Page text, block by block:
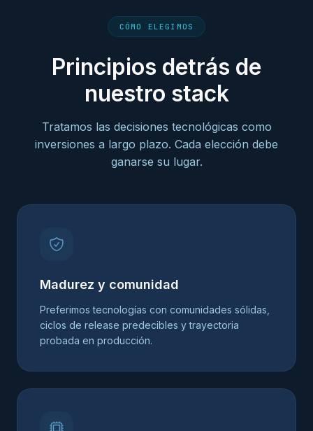
CÓMO ELEGIMOS
Principios detrás de
nuestro stack
Tratamos las decisiones tecnológicas como
inversiones a largo plazo. Cada elección debe
ganarse su lugar.
Madurez y comunidad
Preferimos tecnologías con comunidades sólidas,
ciclos de release predecibles y trayectoria
probada en producción.